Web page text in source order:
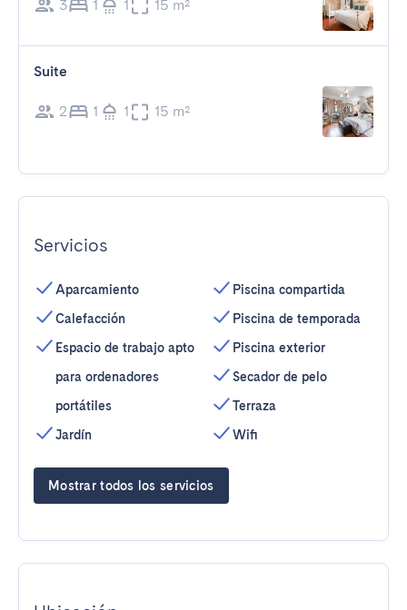
3 1 1 15 m²
Suite
2 1 1 15 m²
Servicios
Aparcamiento
Calefacción
Espacio de trabajo apto
para ordenadores
portátiles
Jardín
Piscina compartida
Piscina de temporada
Piscina exterior
Secador de pelo
Terraza
Wifi
Mostrar todos los servicios